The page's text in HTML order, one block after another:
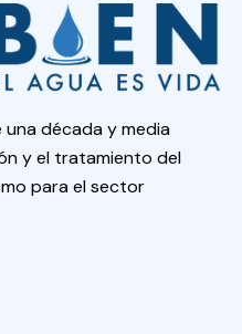
una década y media
y el tratamiento del
para el sector